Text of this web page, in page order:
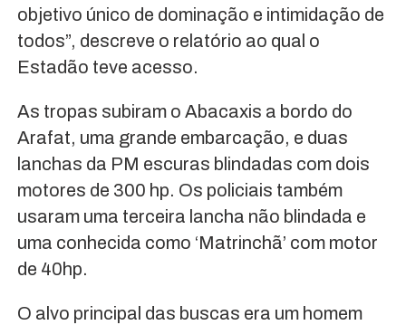
objetivo único de dominação e intimidação de
todos”, descreve o relatório ao qual o
Estadão teve acesso.
As tropas subiram o Abacaxis a bordo do
Arafat, uma grande embarcação, e duas
lanchas da PM escuras blindadas com dois
motores de 300 hp. Os policiais também
usaram uma terceira lancha não blindada e
uma conhecida como ‘Matrinchã’ com motor
de 40hp.
O alvo principal das buscas era um homem